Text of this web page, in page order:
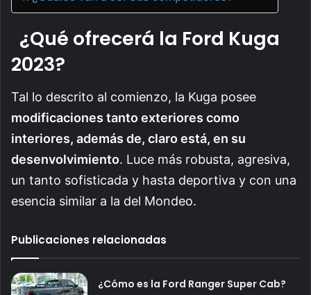
¿Qué ofrecerá la Ford Kuga
2023?
Tal lo descrito al comienzo, la Kuga posee
modificaciones tanto exteriores como
interiores, además de, claro está, en su
desenvolvimiento. Luce más robusta, agresiva,
un tanto sofisticada y hasta deportiva y con una
esencia similar a la del Mondeo.
Publicaciones relacionadas
¿Cómo es la Ford Ranger Super Cab?